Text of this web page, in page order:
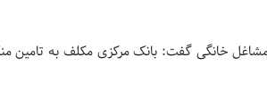
خانگی گفت: بانک مرکزی مکلف به تامین